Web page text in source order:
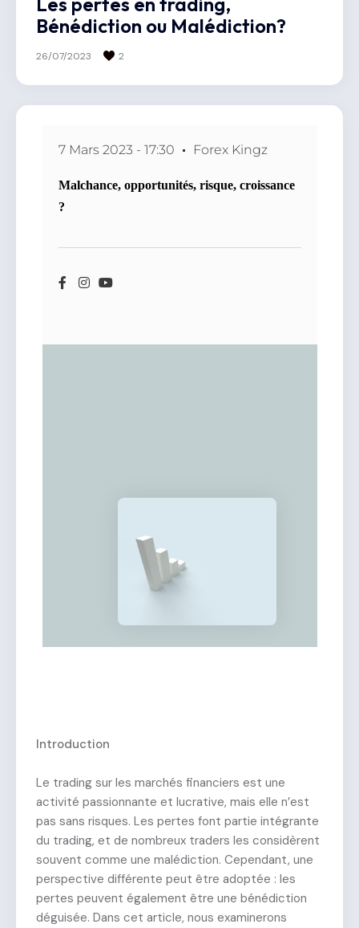
Bénédiction ou Malédiction?
26/07/2023 2
7 Mars 2023 - 17:30 Forex Kingz
Malchance, opportunités, risque, croissance
?
Introduction
Le trading sur les marchés financiers est une
activité passionnante et lucrative, mais elle n’est
pas sans risques. Les pertes font partie intégrante
du trading, et de nombreux traders les considèrent
souvent comme une malédiction. Cependant, une
perspective différente peut être adoptée : les
pertes peuvent également être une bénédiction
déguisée. Dans cet article, nous examinerons